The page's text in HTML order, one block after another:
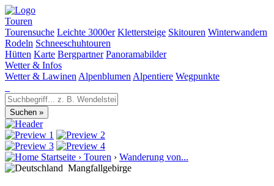
Touren
Tourensuche Leichte 3000er Klettersteige Skitouren Winterwandern
Rodeln Schneeschuhtouren
Hütten Karte Bergpartner Panoramabilder
Wetter & Infos
Wetter & Lawinen Alpenblumen Alpentiere Wegpunkte
Startseite › Touren › Wanderung von...
Mangfallgebirge